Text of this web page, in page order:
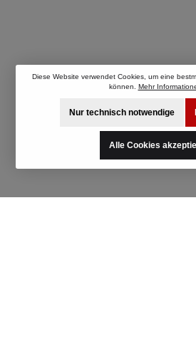
Diese Website verwendet Cookies, um eine
können. Mehr
Nur technisch notwendige
Alle Cookies